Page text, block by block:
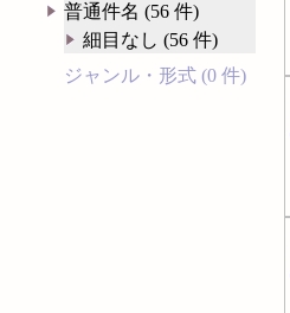
普通件名 (56 件)
細目なし (56 件)
ジャンル・形式 (0 件)